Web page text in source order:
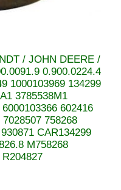
/ JOHN DEERE /
0.900.0224.4
1000103969 134299
3785538M1
602416
758268
CAR134299
M758268